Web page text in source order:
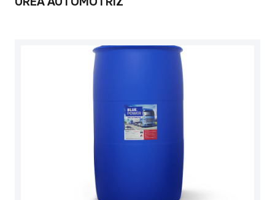
UREA AUTOMOTRIZ